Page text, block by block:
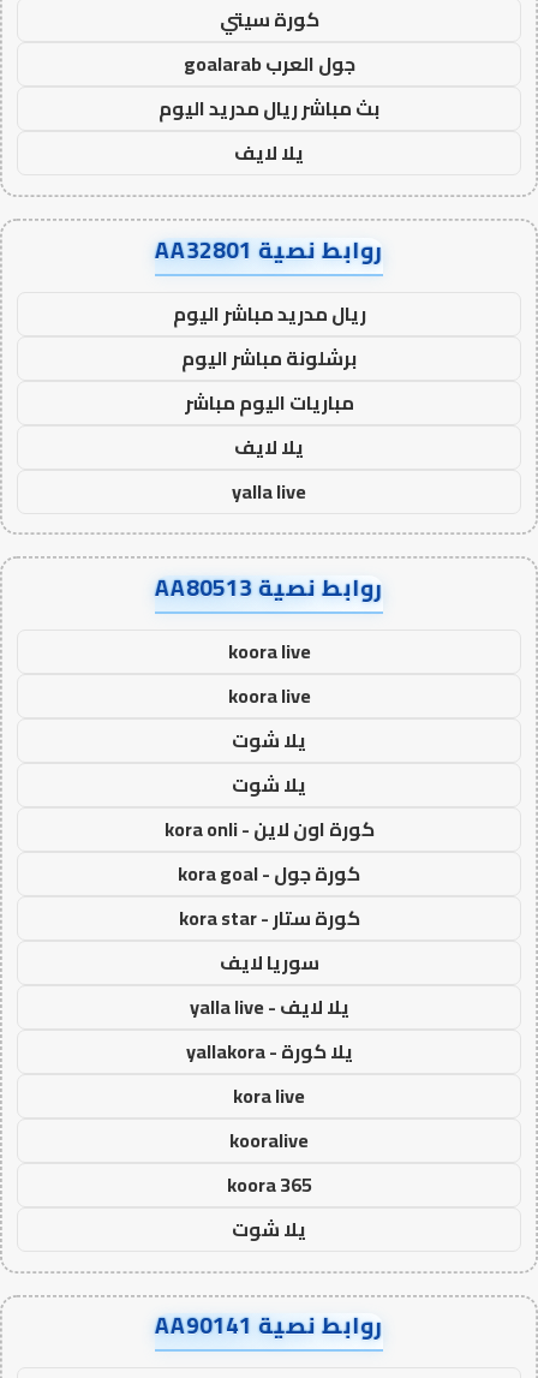
كورة سيتي
جول العرب goalarab
بث مباشر ريال مدريد اليوم
يلا لايف
روابط نصية AA32801
ريال مدريد مباشر اليوم
برشلونة مباشر اليوم
مباريات اليوم مباشر
يلا لايف
yalla live
روابط نصية AA80513
koora live
koora live
يلا شوت
يلا شوت
كورة اون لاين - kora onli
كورة جول - kora goal
كورة ستار - kora star
سوريا لايف
يلا لايف - yalla live
يلا كورة - yallakora
kora live
kooralive
koora 365
يلا شوت
روابط نصية AA90141